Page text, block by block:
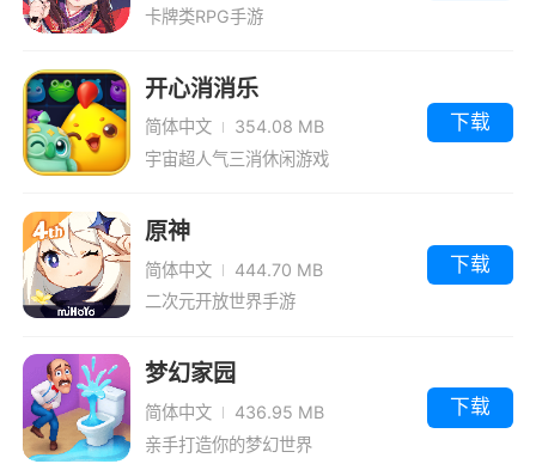
卡牌类RPG手游
开心消消乐
简体中文
354.08 MB
宇宙超人气三消休闲游戏
下载
原神
简体中文
444.70 MB
二次元开放世界手游
下载
梦幻家园
简体中文
436.95 MB
亲手打造你的梦幻世界
下载